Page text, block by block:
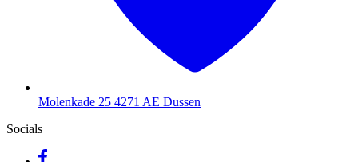
Molenkade 25 4271 AE Dussen
Socials